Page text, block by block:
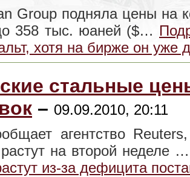
Group подняла цены на
358 тыс. юаней ($…
хотя на бирже он уже
стальные
– 09.09.2010, 20:11
агентство
на второй неделе
из-за дефицита